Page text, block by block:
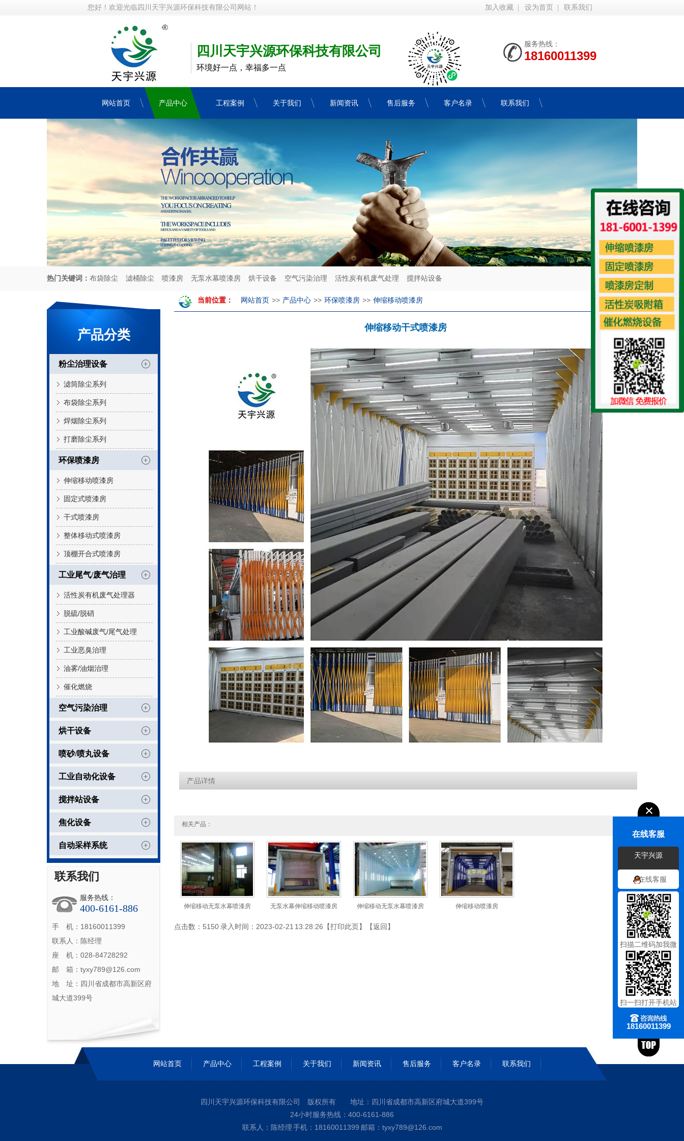
加入收藏 设为首页 联系我们
您好！欢迎光临四川天宇兴源环保科技有限公司网站！
四川天宇兴源环保科技有限公司
环境好一点，幸福多一点
服务热线：
18160011399
网站首页 产品中心 工程案例 关于我们 新闻资讯 售后服务 客户名录 联系我们
热门关键词： 布袋除尘 滤桶除尘 喷漆房 无泵水幕喷漆房 烘干设备 空气污染治理 活性炭有机废气处理 搅拌站设备
产品分类
粉尘治理设备
滤筒除尘系列
布袋除尘系列
焊烟除尘系列
打磨除尘系列
环保喷漆房
伸缩移动喷漆房
固定式喷漆房
干式喷漆房
整体移动式喷漆房
顶棚开合式喷漆房
工业尾气/废气治理
活性炭有机废气处理器
脱硫/脱硝
工业酸碱废气/尾气处理
工业恶臭治理
油雾/油烟治理
催化燃烧
空气污染治理
烘干设备
喷砂/喷丸设备
工业自动化设备
搅拌站设备
焦化设备
自动采样系统
联系我们
服务热线：
400-6161-886
手 机：18160011399
联系人：陈经理
座 机：028-84728292
邮 箱：tyxy789@126.com
地 址：四川省成都市高新区府
城大道399号
当前位置： 网站首页 >> 产品中心 >> 环保喷漆房 >> 伸缩移动喷漆房
伸缩移动干式喷漆房
产品详情
相关产品：
伸缩移动无泵水幕喷漆房 无泵水幕伸缩移动喷漆房 伸缩移动无泵水幕喷漆房 伸缩移动喷漆房
点击数：5150 录入时间：2023-02-21 13:28:26【打印此页】【返回 】
网站首页 产品中心 工程案例 关于我们 新闻资讯 售后服务 客户名录 联系我们
四川天宇兴源环保科技有限公司 版权所有 地址：四川省成都市高新区府城大道399号
24小时服务热线：400-6161-886
联系人：陈经理 手机：18160011399 邮箱：tyxy789@126.com
在线客服
天宇兴源
在线客服
扫描二维码加我微
信
扫一扫打开手机站
18160011399